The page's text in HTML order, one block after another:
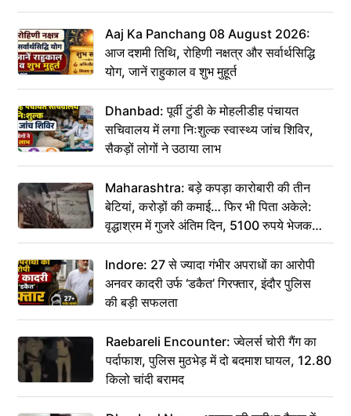
Aaj Ka Panchang 08 August 2026:
आज दशमी तिथि, रोहिणी नक्षत्र और सर्वार्थसिद्धि
योग, जानें राहुकाल व शुभ मुहूर्त
Dhanbad: पूर्वी टुंडी के मोहलीडीह पंचायत
सचिवालय में लगा निःशुल्क स्वास्थ्य जांच शिविर,
सैकड़ों लोगों ने उठाया लाभ
Maharashtra: बड़े कपड़ा कारोबारी की तीन
बेटियां, करोड़ों की कमाई… फिर भी पिता अकेले:
वृद्धाश्रम में गुजरे अंतिम दिन, 5100 रुपये भेजकर
कहा– अंतिम संस्कार कर दीजिए हम नहीं आ पाएंगे
Indore: 27 से ज्यादा गंभीर अपराधों का आरोपी
अनवर कादरी उर्फ ‘डकैत’ गिरफ्तार, इंदौर पुलिस
की बड़ी सफलता
Raebareli Encounter: ज्वेलर्स चोरी गैंग का
पर्दाफाश, पुलिस मुठभेड़ में दो बदमाश घायल, 12.80
किलो चांदी बरामद